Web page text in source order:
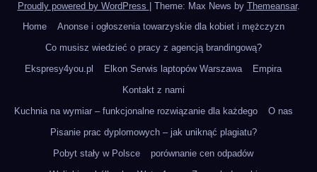
Proudly powered by WordPress Theme: Max News by Themeansar.
Home
Anonse i ogłoszenia towarzyskie dla kobiet i mężczyzn
Co musisz wiedzieć o pracy z agencją brandingową?
Ekspresy4you.pl
Elkon Serwis laptopów Warszawa
Empira
Kontakt z nami
Kuchnia na wymiar – funkcjonalne rozwiązanie dla każdego
O nas
Pisanie prac dyplomowych – jak uniknąć plagiatu?
Pobyt stały w Polsce
porównanie cen odpadów